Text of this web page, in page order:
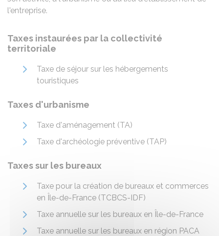
l'entreprise.
Taxes instaurées par la collectivité
territoriale
Taxe de séjour sur les hébergements
touristiques
Taxes d'urbanisme
Taxe d'aménagement (TA)
Taxe d'archéologie préventive (TAP)
Taxes sur les bureaux
Taxe pour la création de bureaux et commerces
en Île-de-France (TCBCS-IDF)
Taxe annuelle sur les bureaux en Île-de-France
Taxe annuelle sur les bureaux en région PACA